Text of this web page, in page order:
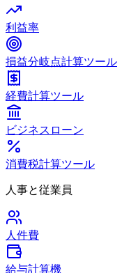
利益率
損益分岐点計算ツール
経費計算ツール
ビジネスローン
消費税計算ツール
人事と従業員
人件費
給与計算機